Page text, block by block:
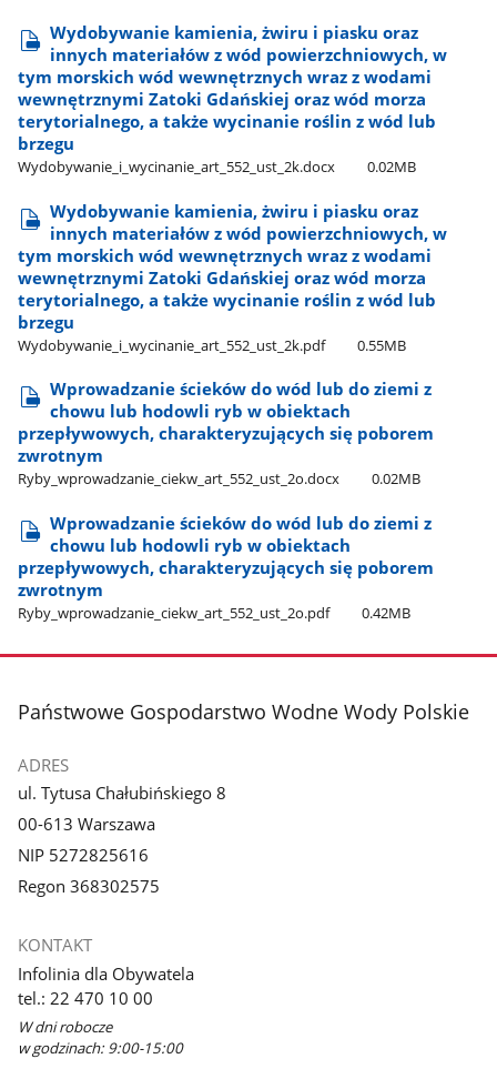
Wydobywanie kamienia, żwiru i piasku oraz
innych materiałów z wód powierzchniowych, w
tym morskich wód wewnętrznych wraz z wodami
wewnętrznymi Zatoki Gdańskiej oraz wód morza
terytorialnego, a także wycinanie roślin z wód lub
brzegu
Wydobywanie​_i​_wycinanie​_art​_552​_ust​_2k.docx 0.02MB
Wydobywanie kamienia, żwiru i piasku oraz
innych materiałów z wód powierzchniowych, w
tym morskich wód wewnętrznych wraz z wodami
wewnętrznymi Zatoki Gdańskiej oraz wód morza
terytorialnego, a także wycinanie roślin z wód lub
brzegu
Wydobywanie​_i​_wycinanie​_art​_552​_ust​_2k.pdf 0.55MB
Wprowadzanie ścieków do wód lub do ziemi z
chowu lub hodowli ryb w obiektach
przepływowych, charakteryzujących się poborem
zwrotnym
Ryby​_wprowadzanie​_ciekw​_art​_552​_ust​_2o.docx 0.02MB
Wprowadzanie ścieków do wód lub do ziemi z
chowu lub hodowli ryb w obiektach
przepływowych, charakteryzujących się poborem
zwrotnym
Ryby​_wprowadzanie​_ciekw​_art​_552​_ust​_2o.pdf 0.42MB
stopka
Państwowe Gospodarstwo Wodne Wody Polskie
ADRES
ul. Tytusa Chałubińskiego 8
00-613 Warszawa
NIP 5272825616
Regon 368302575
KONTAKT
Infolinia dla Obywatela
tel.: 22 470 10 00
W dni robocze
w godzinach: 9:00-15:00